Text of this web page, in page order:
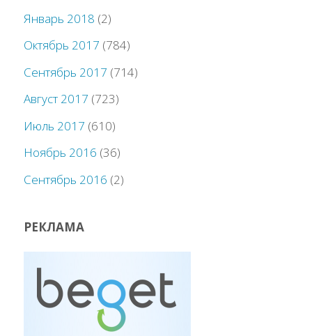
Январь 2018 (2)
Октябрь 2017 (784)
Сентябрь 2017 (714)
Август 2017 (723)
Июль 2017 (610)
Ноябрь 2016 (36)
Сентябрь 2016 (2)
РЕКЛАМА